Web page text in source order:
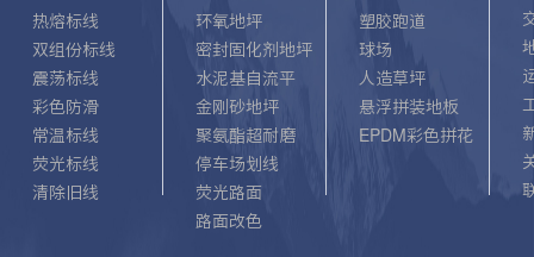
热熔标线
双组份标线
震荡标线
彩色防滑
常温标线
荧光标线
清除旧线
环氧地坪
密封固化剂地坪
水泥基自流平
金刚砂地坪
聚氨酯超耐磨
停车场划线
荧光路面
路面改色
塑胶跑道
球场
人造草坪
悬浮拼装地板
EPDM彩色拼花